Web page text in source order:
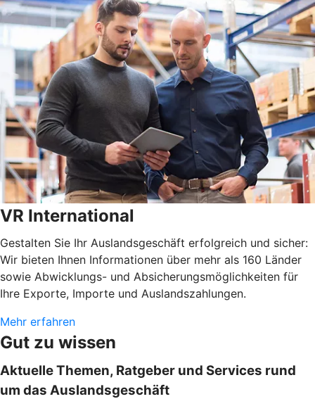
VR International
Gestalten Sie Ihr Auslandsgeschäft erfolgreich und sicher:
Wir bieten Ihnen Informationen über mehr als 160 Länder
sowie Abwicklungs- und Absicherungsmöglichkeiten für
Ihre Exporte, Importe und Auslandszahlungen.
Mehr erfahren
Gut zu wissen
Aktuelle Themen, Ratgeber und Services rund
um das Auslandsgeschäft